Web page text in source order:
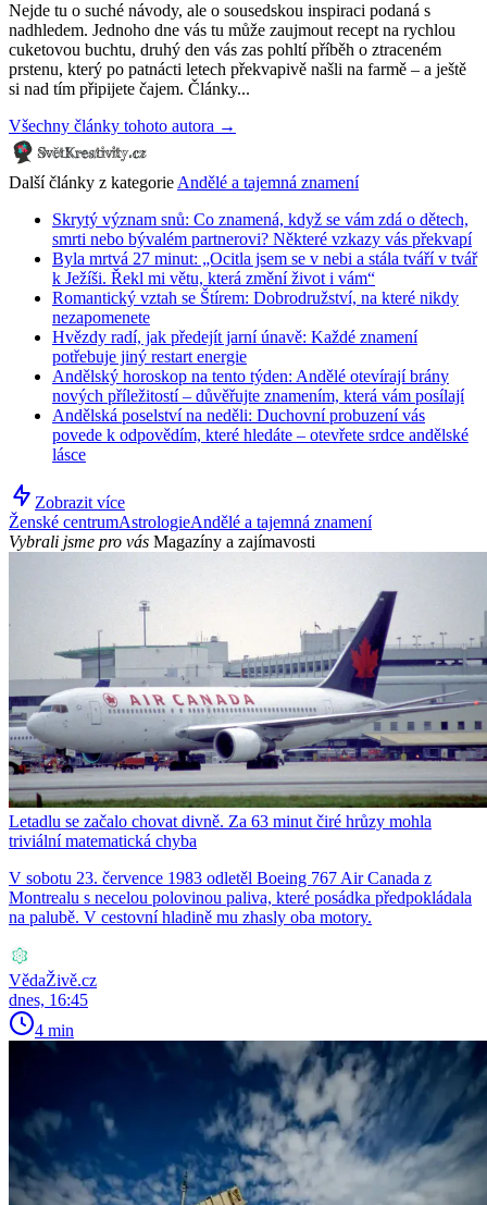
Nejde tu o suché návody, ale o sousedskou inspiraci podaná s
nadhledem. Jednoho dne vás tu může zaujmout recept na rychlou
cuketovou buchtu, druhý den vás zas pohltí příběh o ztraceném
prstenu, který po patnácti letech překvapivě našli na farmě – a ještě
si nad tím připijete čajem. Články...
Všechny články tohoto autora →
Další články z kategorie Andělé a tajemná znamení
Skrytý význam snů: Co znamená, když se vám zdá o dětech,
smrti nebo bývalém partnerovi? Některé vzkazy vás překvapí
Byla mrtvá 27 minut: „Ocitla jsem se v nebi a stála tváří v tvář
k Ježíši. Řekl mi větu, která změní život i vám“
Romantický vztah se Štírem: Dobrodružství, na které nikdy
nezapomenete
Hvězdy radí, jak předejít jarní únavě: Každé znamení
potřebuje jiný restart energie
Andělský horoskop na tento týden: Andělé otevírají brány
nových příležitostí – důvěřujte znamením, která vám posílají
Andělská poselství na neděli: Duchovní probuzení vás
povede k odpovědím, které hledáte – otevřete srdce andělské
lásce
Zobrazit více
Ženské centrumAstrologieAndělé a tajemná znamení
Vybrali jsme pro vás Magazíny a zajímavosti
Letadlu se začalo chovat divně. Za 63 minut čiré hrůzy mohla
triviální matematická chyba
V sobotu 23. července 1983 odletěl Boeing 767 Air Canada z
Montrealu s necelou polovinou paliva, které posádka předpokládala
na palubě. V cestovní hladině mu zhasly oba motory.
VědaŽivě.cz
dnes, 16:45
4 min